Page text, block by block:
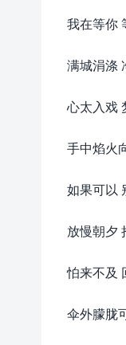
我在等你
满城涓涤
心太入戏
手中焰火
如果可以
放慢朝夕
怕来不及
伞外朦胧